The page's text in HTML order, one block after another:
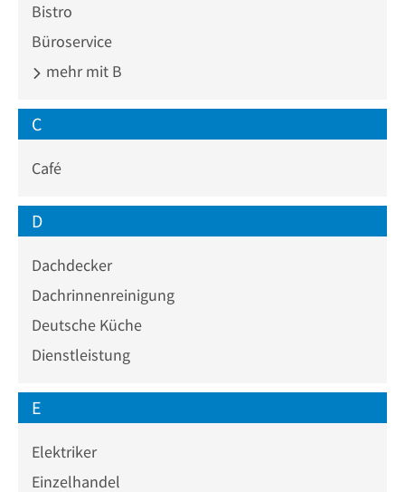
Bistro
Büroservice
mehr mit B
C
Café
D
Dachdecker
Dachrinnenreinigung
Deutsche Küche
Dienstleistung
E
Elektriker
Einzelhandel